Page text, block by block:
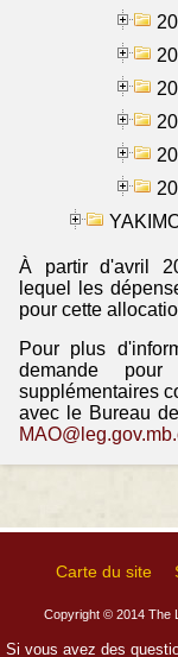
À partir d'avril
lequel les
pour cette
Pour plus
demande
supplémentaires
avec le Bureau
Carte du site
Copyright © 2014 The
Si vous avez des